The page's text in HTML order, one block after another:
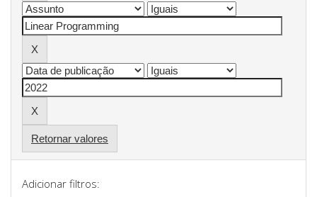
Retornar valores
Adicionar filtros: